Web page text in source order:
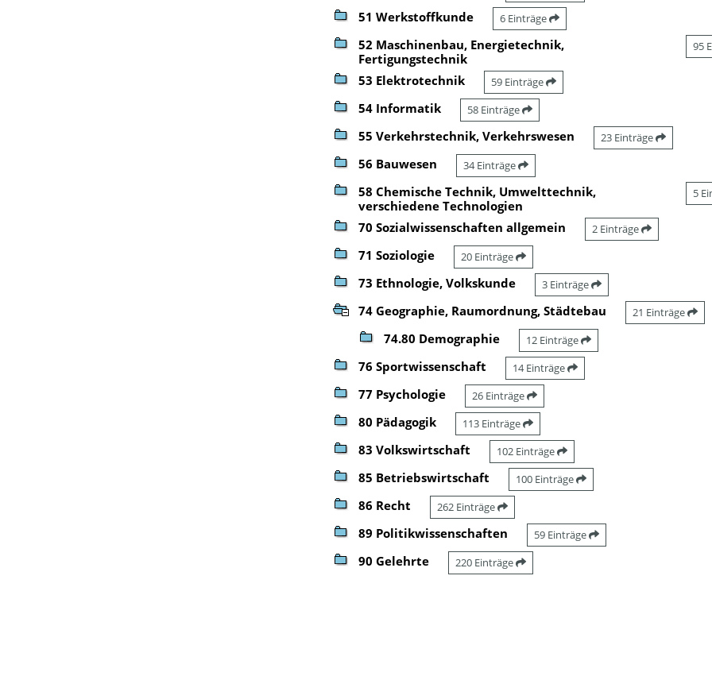
51 Werkstoffkunde 6 Einträge
52 Maschinenbau, Energietechnik,
Fertigungstechnik
95
53 Elektrotechnik 59 Einträge
54 Informatik 58 Einträge
55 Verkehrstechnik, Verkehrswesen 23 Einträge
56 Bauwesen 34 Einträge
58 Chemische Technik, Umwelttechnik,
verschiedene Technologien
5
70 Sozialwissenschaften allgemein 2 Einträge
71 Soziologie 20 Einträge
73 Ethnologie, Volkskunde 3 Einträge
74 Geographie, Raumordnung, Städtebau 21 Einträge
74.80 Demographie 12 Einträge
76 Sportwissenschaft 14 Einträge
77 Psychologie 26 Einträge
80 Pädagogik 113 Einträge
83 Volkswirtschaft 102 Einträge
85 Betriebswirtschaft 100 Einträge
86 Recht 262 Einträge
89 Politikwissenschaften 59 Einträge
90 Gelehrte 220 Einträge